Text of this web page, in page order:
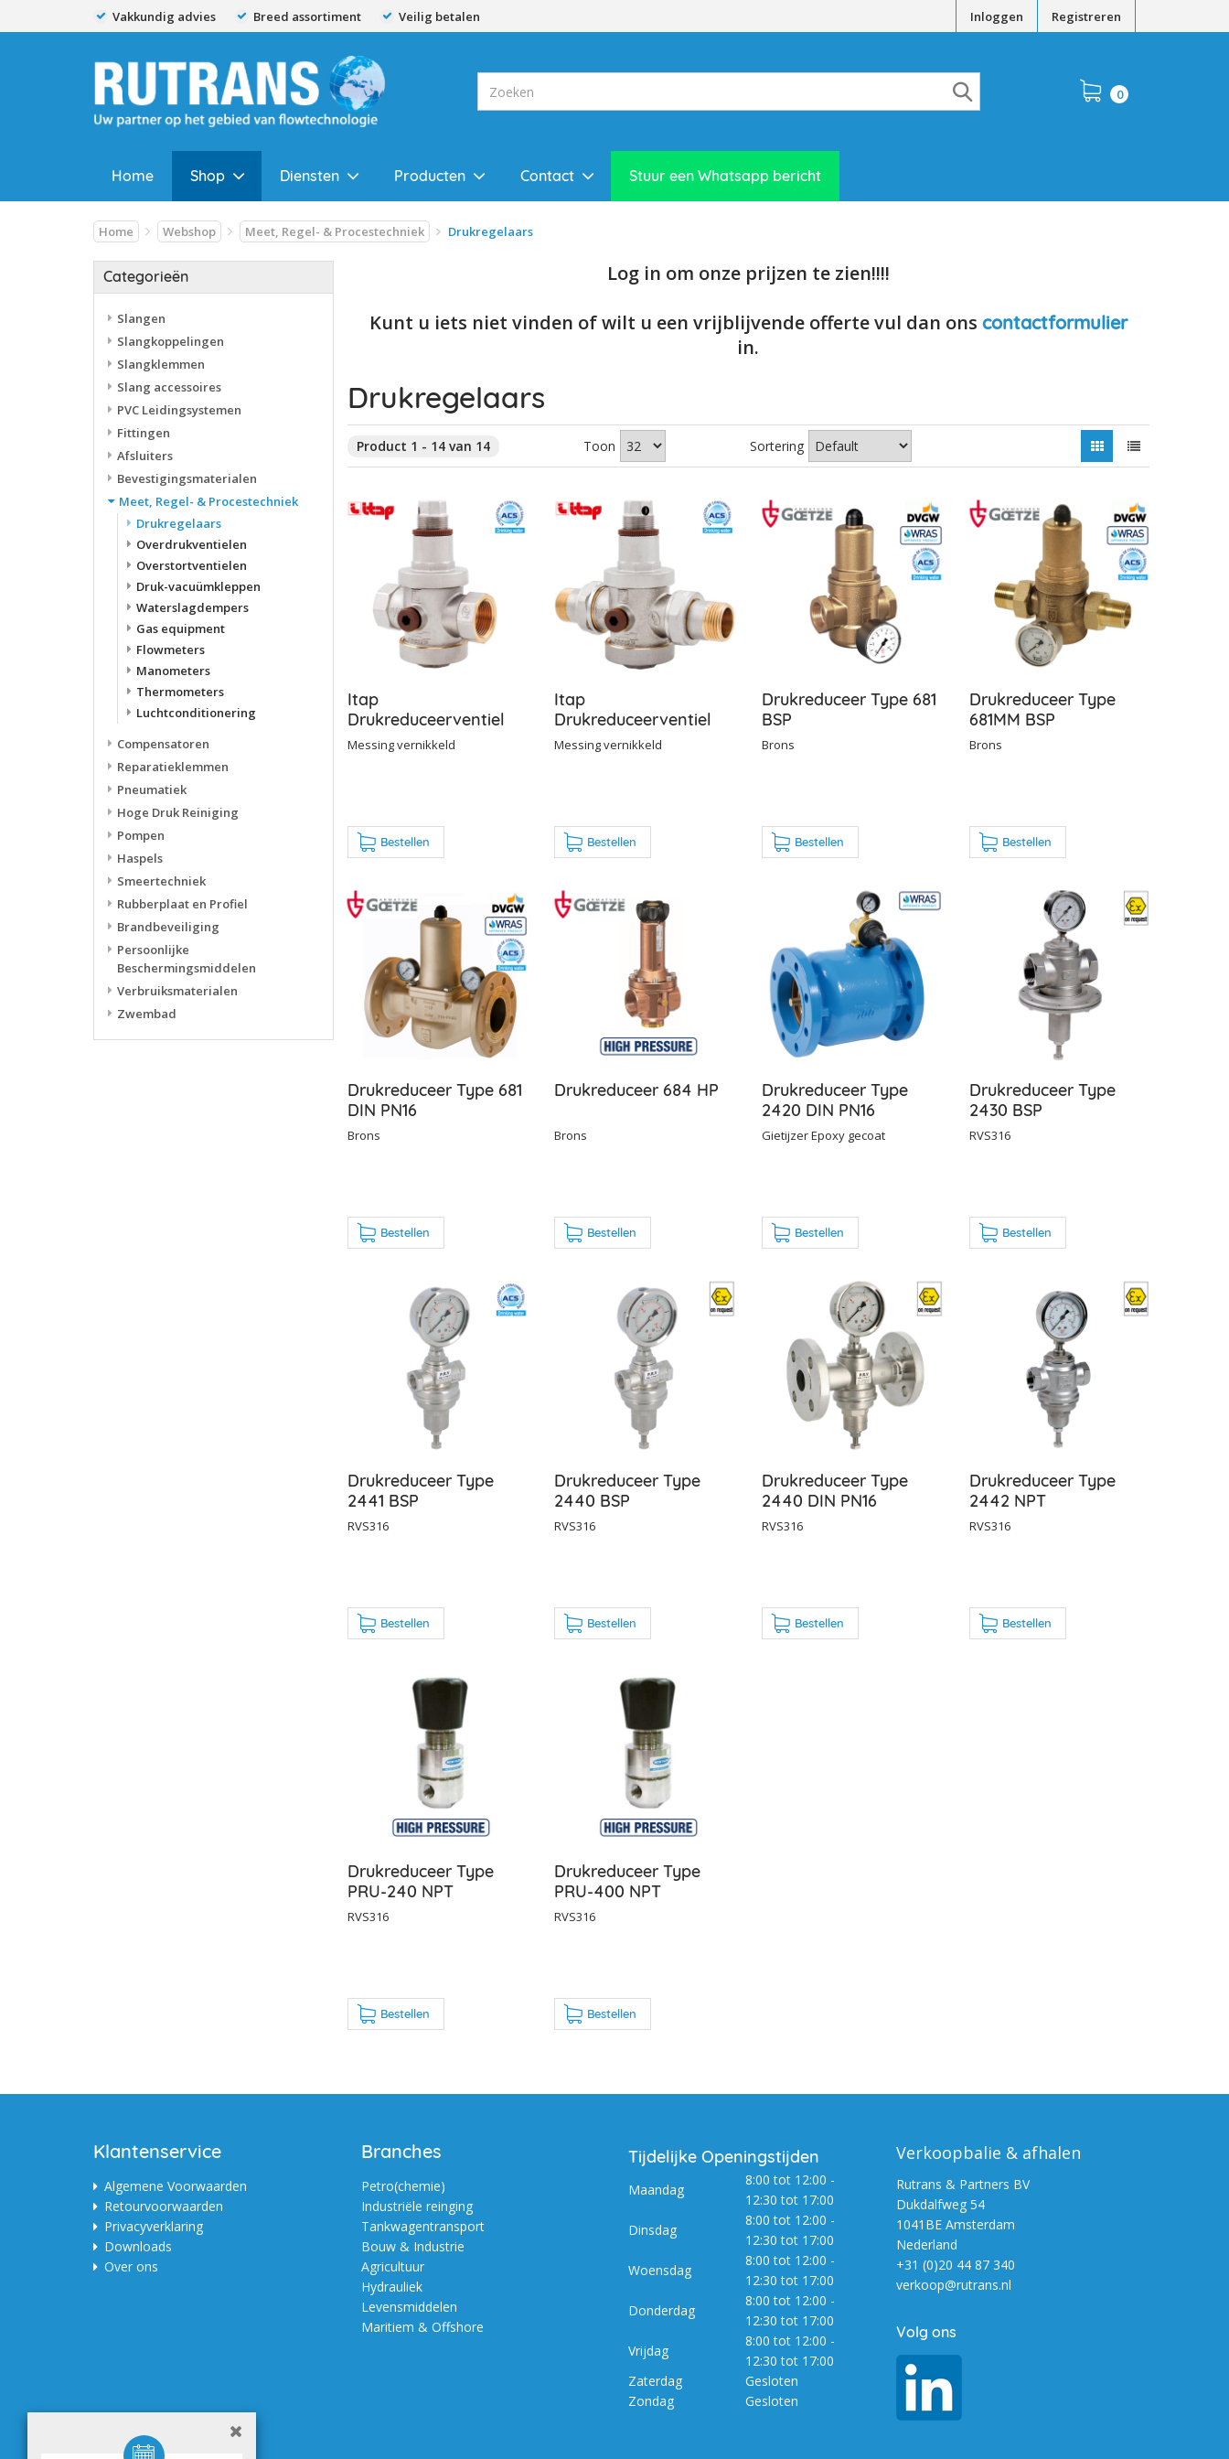
Vakkundig advies Breed assortiment Veilig betalen Inloggen Registreren
0
Home Shop Diensten Producten Contact Stuur een Whatsapp bericht
Home Webshop Meet, Regel- & Procestechniek Drukregelaars
Categorieën
Slangen
Slangkoppelingen
Slangklemmen
Slang accessoires
PVC Leidingsystemen
Fittingen
Afsluiters
Bevestigingsmaterialen
Meet, Regel- & Procestechniek
Drukregelaars
Overdrukventielen
Overstortventielen
Druk-vacuümkleppen
Waterslagdempers
Gas equipment
Flowmeters
Manometers
Thermometers
Luchtconditionering
Compensatoren
Reparatieklemmen
Pneumatiek
Hoge Druk Reiniging
Pompen
Haspels
Smeertechniek
Rubberplaat en Profiel
Brandbeveiliging
Persoonlijke
Beschermingsmiddelen
Verbruiksmaterialen
Zwembad
Log in om onze prijzen te zien!!!!
Kunt u iets niet vinden of wilt u een vrijblijvende offerte vul dan ons contactformulier
in.
Drukregelaars
Product 1 - 14 van 14 Toon Sortering
Itap
Drukreduceerventiel
143 DN15 BSP Female
Messing vernikkeld
Bestellen
Itap
Drukreduceerventiel
143MM DN15 BSP Male
Messing vernikkeld
Bestellen
Drukreduceer Type 681
BSP
Brons
Bestellen
Drukreduceer Type
681MM BSP
Brons
Bestellen
Drukreduceer Type 681
DIN PN16
Brons
Bestellen
Drukreduceer 684 HP
Brons
Bestellen
Drukreduceer Type
2420 DIN PN16
Gietijzer Epoxy gecoat
Bestellen
Drukreduceer Type
2430 BSP
RVS316
Bestellen
Drukreduceer Type
2441 BSP
RVS316
Bestellen
Drukreduceer Type
2440 BSP
RVS316
Bestellen
Drukreduceer Type
2440 DIN PN16
RVS316
Bestellen
Drukreduceer Type
2442 NPT
RVS316
Bestellen
Drukreduceer Type
PRU-240 NPT
RVS316
Bestellen
Drukreduceer Type
PRU-400 NPT
RVS316
Bestellen
Klantenservice
Algemene Voorwaarden
Retourvoorwaarden
Privacyverklaring
Downloads
Over ons
Branches
Petro(chemie)
Industriële reinging
Tankwagentransport
Bouw & Industrie
Agricultuur
Hydrauliek
Levensmiddelen
Maritiem & Offshore
Tijdelijke Openingstijden
Maandag
8:00 tot 12:00 -
12:30 tot 17:00
Dinsdag
8:00 tot 12:00 -
12:30 tot 17:00
Woensdag
8:00 tot 12:00 -
12:30 tot 17:00
Donderdag
8:00 tot 12:00 -
12:30 tot 17:00
Vrijdag
8:00 tot 12:00 -
12:30 tot 17:00
Zaterdag
Gesloten
Zondag
Gesloten
Verkoopbalie & afhalen
Rutrans & Partners BV
Dukdalfweg 54
1041BE Amsterdam
Nederland
+31 (0)20 44 87 340
verkoop@rutrans.nl
Volg ons